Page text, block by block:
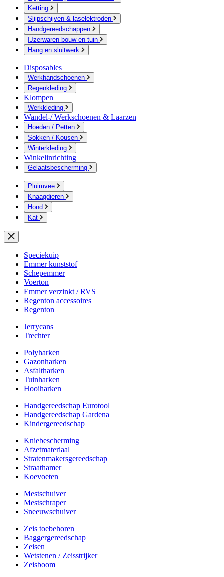
Ketting
Slijpschijven & laselektroden
Handgereedschappen
IJzerwaren bouw en tuin
Hang en sluitwerk
Disposables
Werkhandschoenen
Regenkleding
Klompen
Werkkleding
Wandel-/ Werkschoenen & Laarzen
Hoeden / Petten
Sokken / Kousen
Winterkleding
Winkelinrichting
Gelaatsbescherming
Pluimvee
Knaagdieren
Hond
Kat
Speciekuip
Emmer kunststof
Schepemmer
Voerton
Emmer verzinkt / RVS
Regenton accessoires
Regenton
Jerrycans
Trechter
Polyharken
Gazonharken
Asfaltharken
Tuinharken
Hooiharken
Handgereedschap Eurotool
Handgereedschap Gardena
Kindergereedschap
Kniebescherming
Afzetmateriaal
Stratenmakersgereedschap
Straathamer
Koevoeten
Mestschuiver
Mestschraper
Sneeuwschuiver
Zeis toebehoren
Baggergereedschap
Zeisen
Wetstenen / Zeisstrijker
Zeisboom